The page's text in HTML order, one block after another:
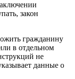
закон
гражданину
в отдельном
не
данные о